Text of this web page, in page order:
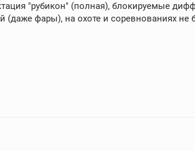
"рубикон" (полная), блокируемые
(даже фары), на охоте и соревнованиях